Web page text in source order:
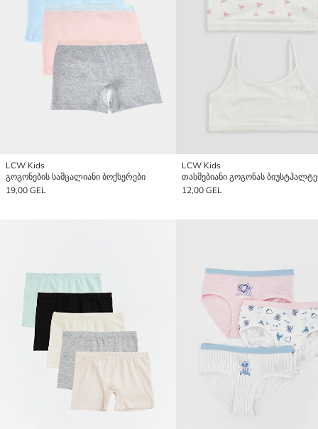
LCW Kids
გოგონების სამცალიანი ბოქსერები
19,00 GEL
LCW Kids
12,00 GEL